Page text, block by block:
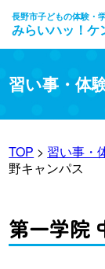
長野市子どもの体験・
みらいハッ！ケ
習い事・体
TOP > 習い事・
野キャンパス
第一学院